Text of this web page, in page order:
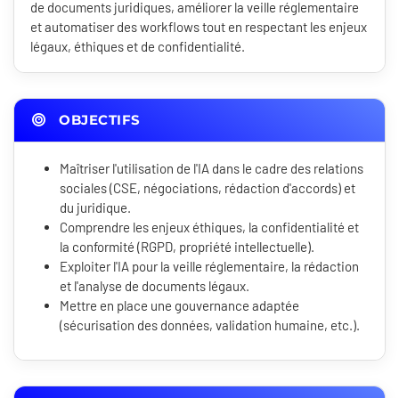
de documents juridiques, améliorer la veille réglementaire
et automatiser des workflows tout en respectant les enjeux
légaux, éthiques et de confidentialité.
OBJECTIFS
Maîtriser l'utilisation de l'IA dans le cadre des relations
sociales (CSE, négociations, rédaction d'accords) et
du juridique.
Comprendre les enjeux éthiques, la confidentialité et
la conformité (RGPD, propriété intellectuelle).
Exploiter l'IA pour la veille réglementaire, la rédaction
et l'analyse de documents légaux.
Mettre en place une gouvernance adaptée
(sécurisation des données, validation humaine, etc.).